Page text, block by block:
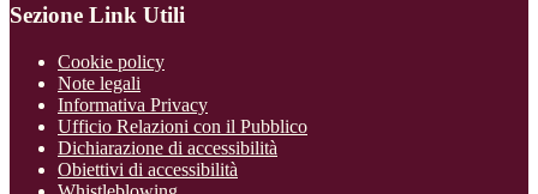
Sezione Link Utili
Cookie policy
Note legali
Informativa Privacy
Ufficio Relazioni con il Pubblico
Dichiarazione di accessibilità
Obiettivi di accessibilità